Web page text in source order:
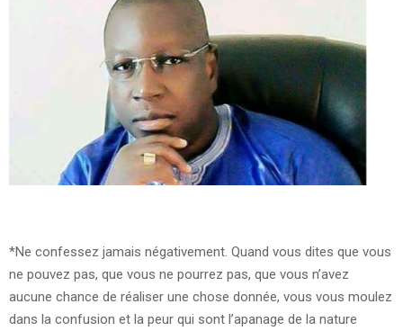
*Ne confessez jamais négativement. Quand vous dites que vous
ne pouvez pas, que vous ne pourrez pas, que vous n’avez
aucune chance de réaliser une chose donnée, vous vous moulez
dans la confusion et la peur qui sont l’apanage de la nature